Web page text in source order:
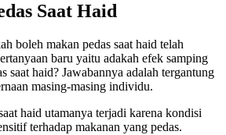
Saat Haid
boleh makan pedas saat haid telah
baru yaitu adakah efek samping
saat haid? Jawabannya adalah tergantung
masing-masing individu.
haid utamanya terjadi karena kondisi
terhadap makanan yang pedas.